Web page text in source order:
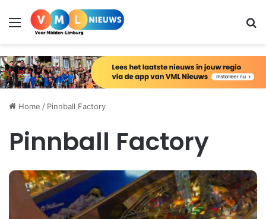
Menu
Home / Pinnball Factory
Pinnball Factory